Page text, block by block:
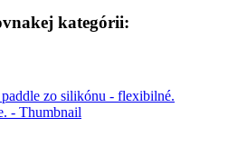
kategórii: